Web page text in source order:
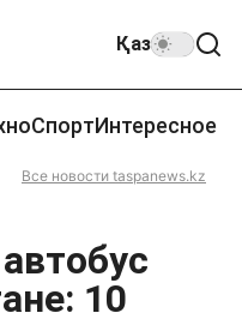
Қаз
СпортИнтересное
Все новости taspanews.kz
10